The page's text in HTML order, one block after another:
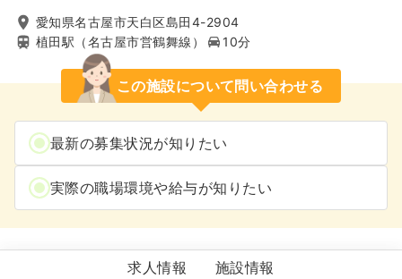
愛知県名古屋市天白区島田4-2904
植田駅（名古屋市営鶴舞線）
10分
この施設について問い合わせる
最新の募集状況が知りたい
実際の職場環境や給与が知りたい
イルマーレレディースクリニック
求人情報 施設情報